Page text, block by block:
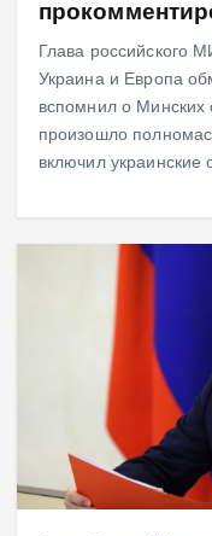
Глава российского
Украина и Европа
вспомнил о Минских
произошло
включил украинские